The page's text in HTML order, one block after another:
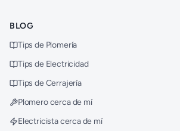
BLOG
Tips de Plomería
Tips de Electricidad
Tips de Cerrajería
Plomero cerca de mí
Electricista cerca de mí